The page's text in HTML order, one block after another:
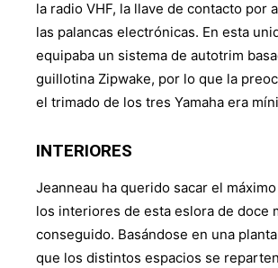
la radio VHF, la llave de contacto por
las palancas electrónicas. En esta
equipaba un sistema de autotrim
guillotina Zipwake, por lo que la
el trimado de los tres Yamaha era
INTERIORES
Jeanneau ha querido sacar el
los interiores de esta eslora de doce
conseguido. Basándose en una
que los distintos espacios se